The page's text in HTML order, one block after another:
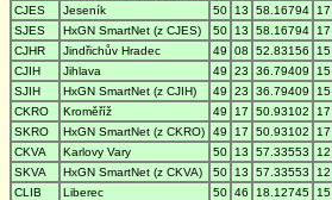
CJES
Jeseník 50 13 58.16794 17
SJES
HxGN SmartNet (z CJES) 50 13 58.16794 17
CJHR
Jindřichův Hradec 49 08 52.83156 15
CJIH
Jihlava 49 23 36.79409 15
SJIH
HxGN SmartNet (z CJIH) 49 23 36.79409 15
CKRO
Kroměříž 49 17 50.93102 17
SKRO
HxGN SmartNet (z CKRO) 49 17 50.93102 17
CKVA
Karlovy Vary 50 13 57.33553 12
SKVA
HxGN SmartNet (z CKVA) 50 13 57.33553 12
CLIB
Liberec 50 46 18.12745 15